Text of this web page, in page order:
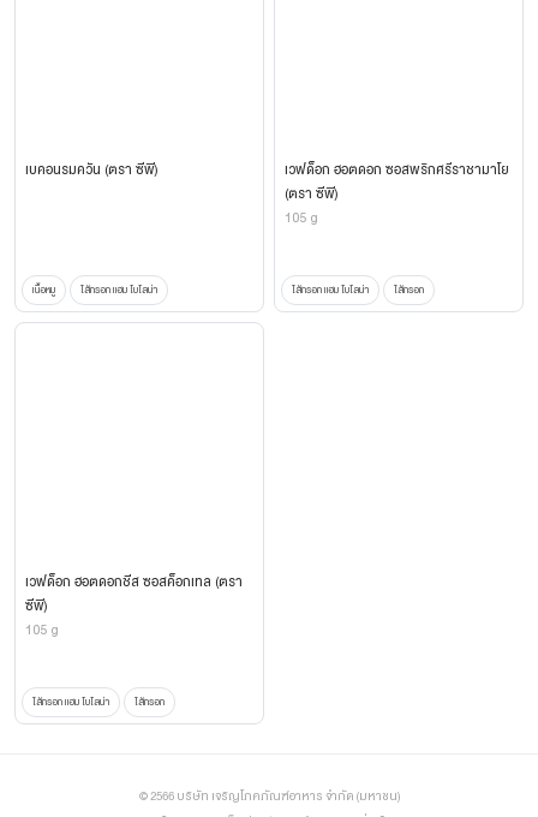
เบคอนรมควัน (ตรา ซีพี)
เนื้อหมู ไส้กรอก แฮม โบโลน่า
เวฟด็อก ฮอตดอก ซอสพริกศรีราชามาโย
(ตรา ซีพี)
105 g
ไส้กรอก แฮม โบโลน่า ไส้กรอก
เวฟด็อก ฮอตดอกชีส ซอสค็อกเทล (ตรา
ซีพี)
105 g
ไส้กรอก แฮม โบโลน่า ไส้กรอก
© 2566 บริษัท เจริญโภคภัณฑ์อาหาร จำกัด (มหาชน)